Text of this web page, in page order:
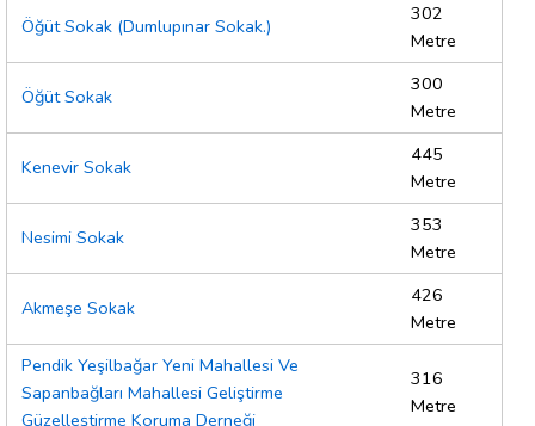
Öğüt Sokak (Dumlupınar Sokak.)
302
Metre
Öğüt Sokak
300
Metre
Kenevir Sokak
445
Metre
Nesimi Sokak
353
Metre
Akmeşe Sokak
426
Metre
Pendik Yeşilbağar Yeni Mahallesi Ve
Sapanbağları Mahallesi Geliştirme
Güzelleştirme Koruma Derneği
316
Metre